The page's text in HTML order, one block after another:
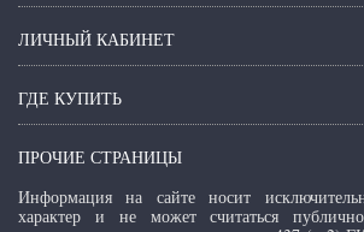
ЛИЧНЫЙ КАБИНЕТ
ГДЕ КУПИТЬ
ПРОЧИЕ СТРАНИЦЫ
Информация на сайте носит
характер и не может считаться